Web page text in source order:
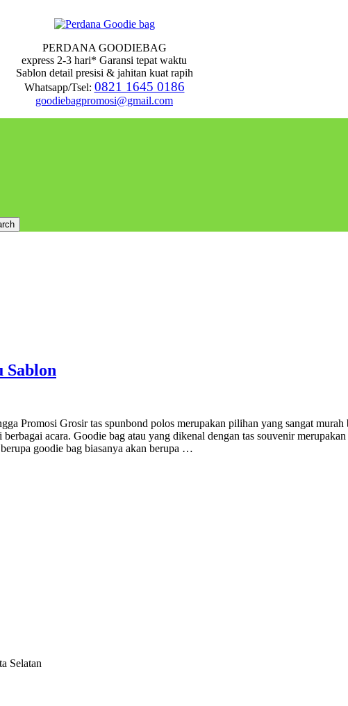
PERDANA GOODIEBAG
express 2-3 hari* Garansi tepat waktu
Sablon detail presisi & jahitan kuat rapih
Whatsapp/Tsel: 0821 1645 0186
goodiebagpromosi@gmail.com
Sablon
Promosi Grosir tas spunbond polos merupakan pilihan yang sangat murah
acara. Goodie bag atau yang dikenal dengan tas souvenir merupakan
goodie bag biasanya akan berupa …
Selatan